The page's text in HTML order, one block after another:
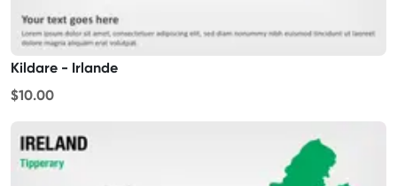
Kildare - Irlande
$10.00